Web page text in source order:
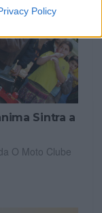
Policy
Sintra a
O Moto Clube